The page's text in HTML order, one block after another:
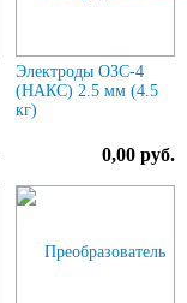
Электроды ОЗС-4
(НАКС) 2.5 мм (4.5
кг)
0,00 руб.